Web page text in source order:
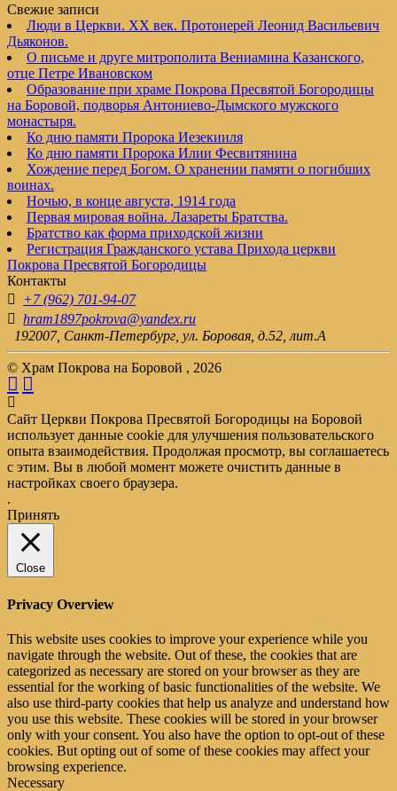
Свежие записи
Люди в Церкви. XX век. Протоиерей Леонид Васильевич
Дьяконов.
О письме и друге митрополита Вениамина Казанского,
отце Петре Ивановском
Образование при храме Покрова Пресвятой Богородицы
на Боровой, подворья Антониево-Дымского мужского
монастыря.
Ко дню памяти Пророка Иезекииля
Ко дню памяти Пророка Илии Фесвитянина
Хождение перед Богом. О хранении памяти о погибших
воинах.
Ночью, в конце августа, 1914 года
Первая мировая война. Лазареты Братства.
Братство как форма приходской жизни
Регистрация Гражданского устава Прихода церкви
Покрова Пресвятой Богородицы
Контакты
+7 (962) 701-94-07
hram1897pokrova@yandex.ru
192007, Санкт-Петербург, ул. Боровая, д.52, лит.А
© Храм Покрова на Боровой , 2026
Сайт Церкви Покрова Пресвятой Богородицы на Боровой
использует данные cookie для улучшения пользовательского
опыта взаимодействия. Продолжая просмотр, вы соглашаетесь
с этим. Вы в любой момент можете очистить данные в
настройках своего браузера.
.
Принять
Close
Privacy Overview
This website uses cookies to improve your experience while you
navigate through the website. Out of these, the cookies that are
categorized as necessary are stored on your browser as they are
essential for the working of basic functionalities of the website. We
also use third-party cookies that help us analyze and understand how
you use this website. These cookies will be stored in your browser
only with your consent. You also have the option to opt-out of these
cookies. But opting out of some of these cookies may affect your
browsing experience.
Necessary